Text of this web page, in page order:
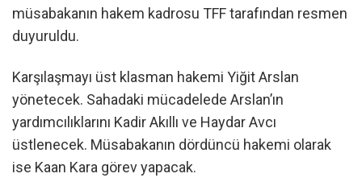
müsabakanın hakem kadrosu TFF tarafından resmen
duyuruldu.
Karşılaşmayı üst klasman hakemi Yiğit Arslan
yönetecek. Sahadaki mücadelede Arslan’ın
yardımcılıklarını Kadir Akıllı ve Haydar Avcı
üstlenecek. Müsabakanın dördüncü hakemi olarak
ise Kaan Kara görev yapacak.